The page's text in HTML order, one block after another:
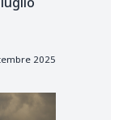
2025